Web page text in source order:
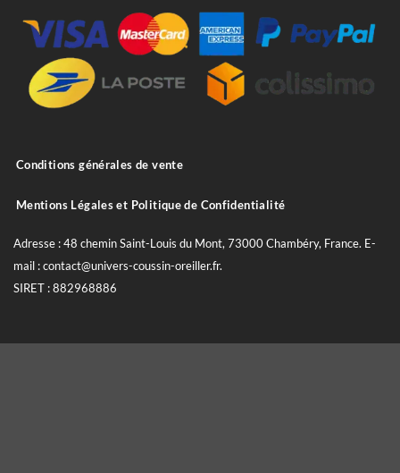
Conditions générales de vente
Mentions Légales et Politique de Confidentialité
Adresse : 48 chemin Saint-Louis du Mont, 73000 Chambéry, France. E-
mail : contact@univers-coussin-oreiller.fr.
SIRET : 882968886